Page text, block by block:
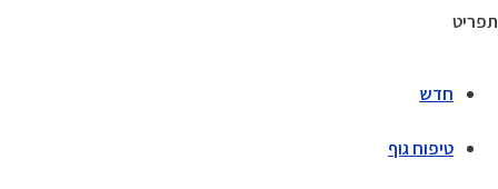
תפריט
חדש
טיפוח גוף